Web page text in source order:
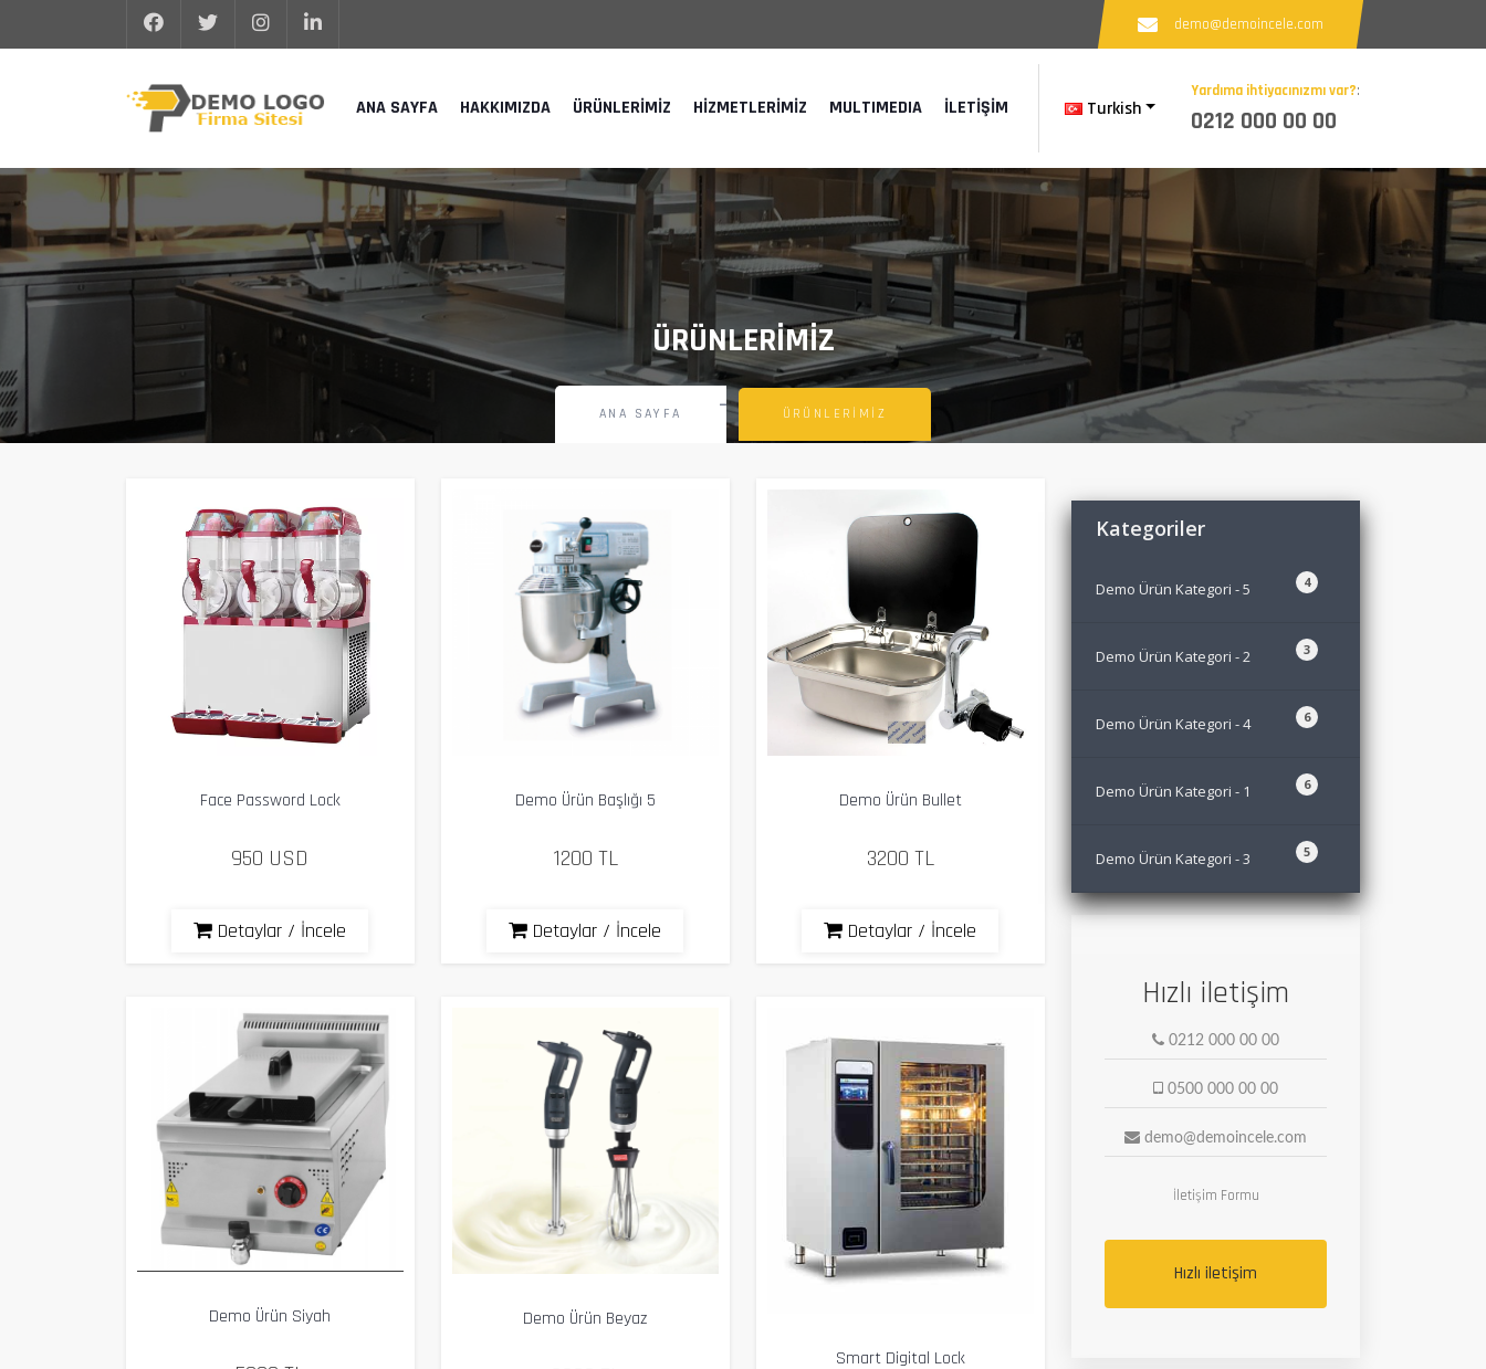
demo@demoincele.com
ANA SAYFA HAKKIMIZDA ÜRÜNLERIMIZ HIZMETLERIMIZ MULTIMEDIA İLETIŞIM Turkish
Yardıma ihtiyacınızmı var?:
0212 000 00 00
ÜRÜNLERIMIZ
ANA SAYFA ÜRÜNLERIMIZ
Face Password Lock
950 USD
Detaylar / İncele
Demo Ürün Başlığı 5
1200 TL
Detaylar / İncele
Demo Ürün Bullet
3200 TL
Detaylar / İncele
Demo Ürün Siyah Demo Ürün Beyaz
Smart Digital Lock
Kategoriler
4
Demo Ürün Kategori - 5
3
Demo Ürün Kategori - 2
6
Demo Ürün Kategori - 4
6
Demo Ürün Kategori - 1
5
Demo Ürün Kategori - 3
Hızlı iletişim
0212 000 00 00
0500 000 00 00
demo@demoincele.com
İletişim Formu
Hızlı iletişim